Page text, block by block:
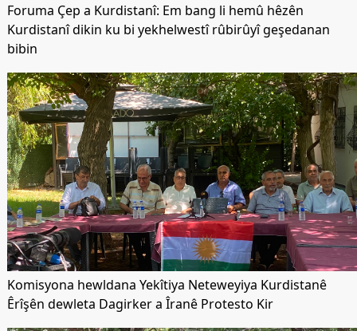
Foruma Çep a Kurdistanî: Em bang li hemû hêzên
Kurdistanî dikin ku bi yekhelwestî rûbirûyî geşedanan
bibin
Komisyona hewldana Yekîtiya Neteweyiya Kurdistanê
Êrîşên dewleta Dagirker a Îranê Protesto Kir